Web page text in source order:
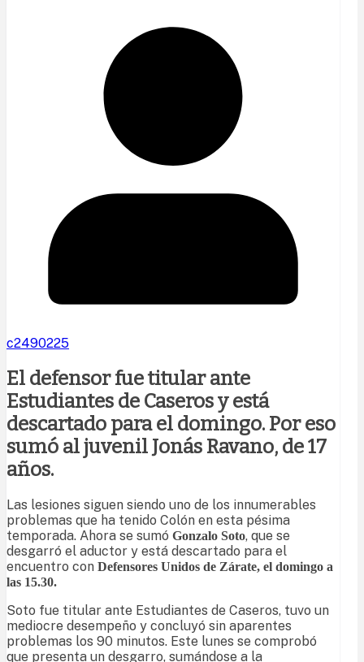
c2490225
El defensor fue titular ante
Estudiantes de Caseros y está
descartado para el domingo. Por eso
sumó al juvenil Jonás Ravano, de 17
años.
Las lesiones siguen siendo uno de los innumerables
problemas que ha tenido Colón en esta pésima
temporada. Ahora se sumó Gonzalo Soto, que se
desgarró el aductor y está descartado para el
encuentro con Defensores Unidos de Zárate, el domingo a
las 15.30.
Soto fue titular ante Estudiantes de Caseros, tuvo un
mediocre desempeño y concluyó sin aparentes
problemas los 90 minutos. Este lunes se comprobó
que presenta un desgarro, sumándose a la